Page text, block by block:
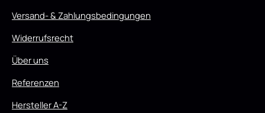
Versand- & Zahlungsbedingungen
Widerrufsrecht
Über uns
Referenzen
Hersteller A-Z